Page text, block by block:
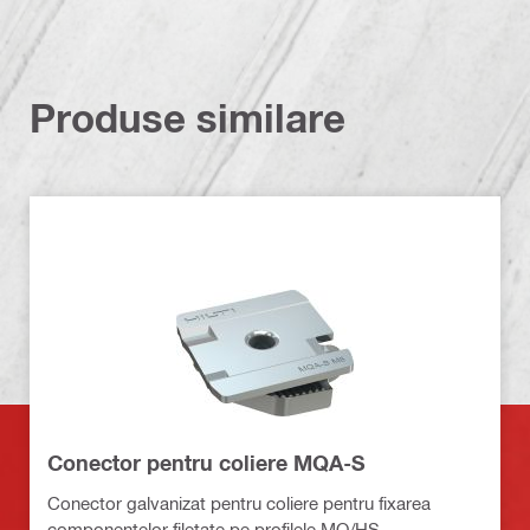
Produse similare
Conector pentru coliere MQA-S
Conector galvanizat pentru coliere pentru fixarea